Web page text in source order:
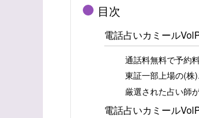
目次
電話占いカミール
通話料無料で予約
東証一部上場の(株
厳選された占い師
電話占いカミール